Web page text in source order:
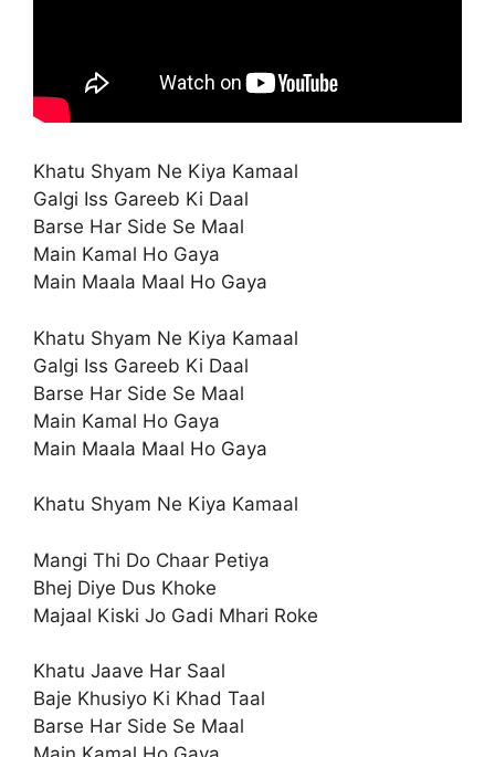
Khatu Shyam Ne Kiya Kamaal
Galgi Iss Gareeb Ki Daal
Barse Har Side Se Maal
Main Kamal Ho Gaya
Main Maala Maal Ho Gaya
Khatu Shyam Ne Kiya Kamaal
Galgi Iss Gareeb Ki Daal
Barse Har Side Se Maal
Main Kamal Ho Gaya
Main Maala Maal Ho Gaya
Khatu Shyam Ne Kiya Kamaal
Mangi Thi Do Chaar Petiya
Bhej Diye Dus Khoke
Majaal Kiski Jo Gadi Mhari Roke
Khatu Jaave Har Saal
Baje Khusiyo Ki Khad Taal
Barse Har Side Se Maal